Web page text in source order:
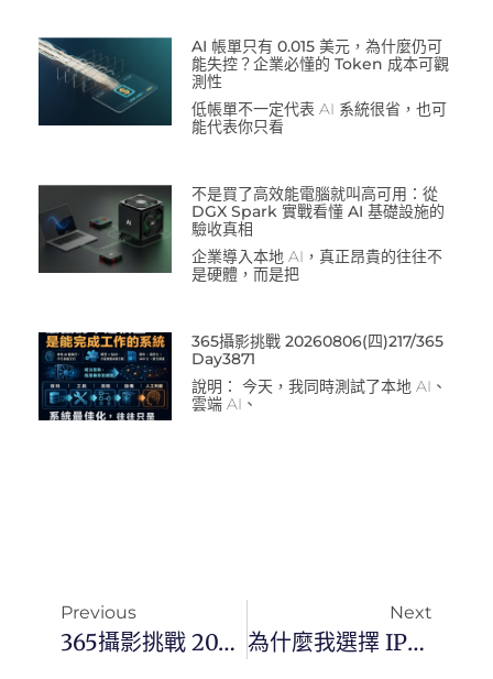
AI 帳單只有 0.015 美元，為什麼仍可
能失控？企業必懂的 Token 成本可觀
測性
低帳單不一定代表 AI 系統很省，也可
能代表你只看
不是買了高效能電腦就叫高可用：從
DGX Spark 實戰看懂 AI 基礎設施的
驗收真相
企業導入本地 AI，真正昂貴的往往不
是硬體，而是把
365攝影挑戰 20260806(四)217/365
Day3871
說明： 今天，我同時測試了本地 AI、
雲端 AI、
Previous
365攝影挑戰 20250925(四)268/365 Day3537
Next
為什麼我選擇 IPhone Air，而不是 IPhone 17？